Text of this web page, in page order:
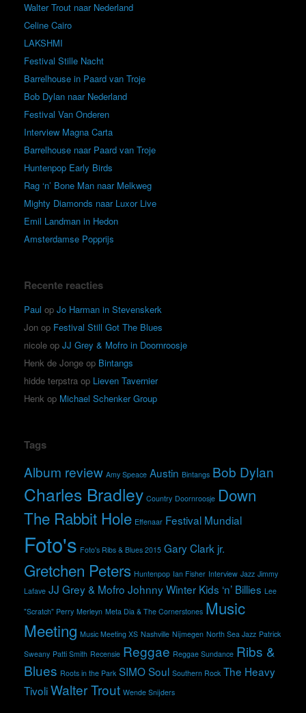
Walter Trout naar Nederland
Celine Cairo
LAKSHMI
Festival Stille Nacht
Barrelhouse in Paard van Troje
Bob Dylan naar Nederland
Festival Van Onderen
Interview Magna Carta
Barrelhouse naar Paard van Troje
Huntenpop Early Birds
Rag ‘n’ Bone Man naar Melkweg
Mighty Diamonds naar Luxor Live
Emil Landman in Hedon
Amsterdamse Popprijs
Recente reacties
Paul op Jo Harman in Stevenskerk
Jon op Festival Still Got The Blues
nicole op JJ Grey & Mofro in Doornroosje
Henk de Jonge op Bintangs
hidde terpstra op Lieven Tavernier
Henk op Michael Schenker Group
Tags
Album review Amy Speace Austin Bintangs Bob Dylan
Charles Bradley Country Doornroosje Down
The Rabbit Hole Effenaar Festival Mundial
Foto's Foto's Ribs & Blues 2015 Gary Clark jr.
Gretchen Peters Huntenpop Ian Fisher Interview Jazz Jimmy
Lafave JJ Grey & Mofro Johnny Winter Kids ‘n’ Billies Lee
"Scratch" Perry Merleyn Meta Dia & The Cornerstones Music
Meeting Music Meeting XS Nashville Nijmegen North Sea Jazz Patrick
Sweany Patti Smith Recensie Reggae Reggae Sundance Ribs &
Blues Roots in the Park SIMOSoul Southern Rock The Heavy
TivoliWalter Trout Wende Snijders